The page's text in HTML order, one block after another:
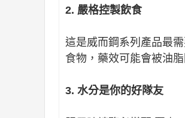
2. 嚴格控製飲食
這是威而鋼系列產品最
食物，藥效可能會被油
3. 水分是你的好隊友